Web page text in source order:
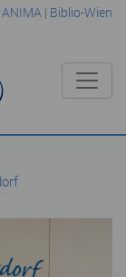
ANIMA | Biblio-Wien